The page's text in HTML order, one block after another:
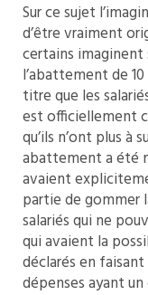
Sur ce sujet
d’être vraiment
certains
l’abattement de
titre que les
est officiellement
qu’ils n’ont plus à
abattement a été
avaient
partie de gommer
salariés qui ne
qui avaient la
déclarés en
dépenses ayant